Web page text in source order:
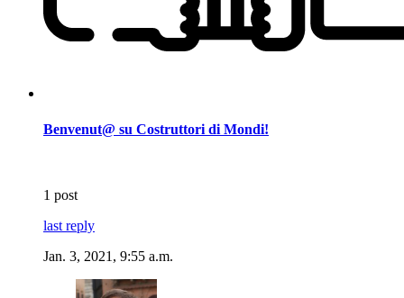
Benvenut@ su Costruttori di Mondi!
1 post
last reply
Jan. 3, 2021, 9:55 a.m.